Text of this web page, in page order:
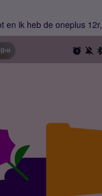
en ik heb de oneplus